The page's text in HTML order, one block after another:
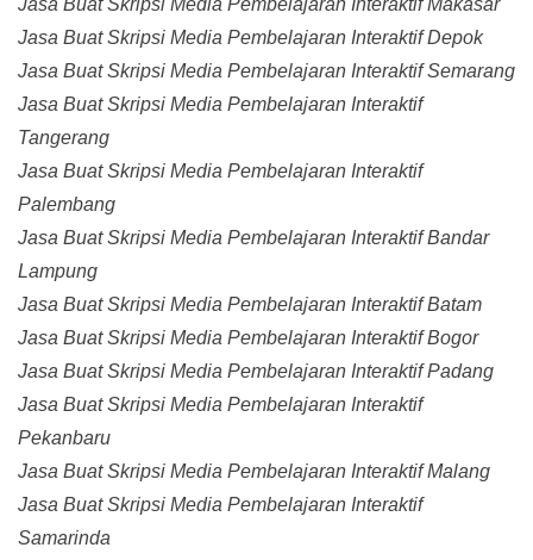
Jasa Buat Skripsi Media Pembelajaran Interaktif Makasar
Jasa Buat Skripsi Media Pembelajaran Interaktif Depok
Jasa Buat Skripsi Media Pembelajaran Interaktif Semarang
Jasa Buat Skripsi Media Pembelajaran Interaktif
Tangerang
Jasa Buat Skripsi Media Pembelajaran Interaktif
Palembang
Jasa Buat Skripsi Media Pembelajaran Interaktif Bandar
Lampung
Jasa Buat Skripsi Media Pembelajaran Interaktif Batam
Jasa Buat Skripsi Media Pembelajaran Interaktif Bogor
Jasa Buat Skripsi Media Pembelajaran Interaktif Padang
Jasa Buat Skripsi Media Pembelajaran Interaktif
Pekanbaru
Jasa Buat Skripsi Media Pembelajaran Interaktif Malang
Jasa Buat Skripsi Media Pembelajaran Interaktif
Samarinda